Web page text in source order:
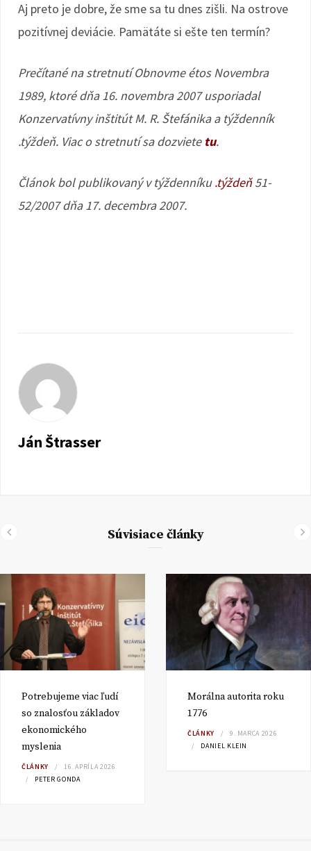
Aj preto je dobre, že sme sa tu dnes zišli. Na ostrove
pozitívnej deviácie. Pamätáte si ešte ten termín?
Prečítané na stretnutí Obnovme étos Novembra
1989, ktoré dňa 16. novembra 2007 usporiadal
Konzervatívny inštitút M. R. Štefánika a týždenník
.týždeň. Viac o stretnutí sa dozviete tu.
Článok bol publikovaný v týždenníku.týždeň51-
52/2007 dňa 17. decembra 2007.
Ján Štrasser
Súvisiace články
Potrebujeme viac ľudí
so znalosťou základov
ekonomického
myslenia
ČLÁNKY
16. APRÍLA 2026
PETER GONDA
Morálna autorita roku
1776
ČLÁNKY
9. MARCA 2026
DANIEL KLEIN